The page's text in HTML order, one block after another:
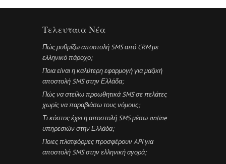
Τελευταια Νέα
Πώς ρυθμίζω αποστολή SMS από CRM με
ελληνικό πάροχο;
Ποια είναι η καλύτερη εφαρμογή για μαζική
αποστολή SMS στην Ελλάδα;
Πώς να στείλω προωθητικά SMS σε πελάτες
χωρίς να παραβιάσω τους νόμους;
Τι κόστος έχει η αποστολή SMS μέσω online
υπηρεσιών στην Ελλάδα;
Ποιες πλατφόρμες προσφέρουν API για
αποστολή SMS στην ελληνική αγορά;